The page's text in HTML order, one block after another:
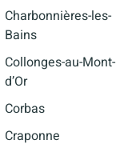
Charbonnières-les-
Bains
Collonges-au-Mont-
d’Or
Corbas
Craponne